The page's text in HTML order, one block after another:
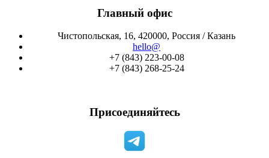
Главный офис
Чистопольская, 16, 420000, Россия / Казань
hello@
+7 (843) 223-00-08
+7 (843) 268-25-24
Присоединяйтесь